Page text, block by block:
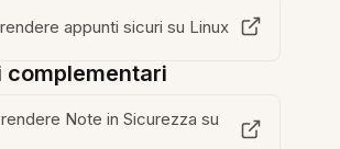
appunti sicuri su Linux
complementari
Note in Sicurezza su